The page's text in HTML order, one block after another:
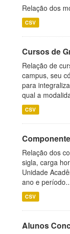
Relação dos
CSV
Cursos de
Relação de
campus, seu
para
qual a
CSV
Relação dos
sigla, carga
Unidade
ano e
CSV
Alunos